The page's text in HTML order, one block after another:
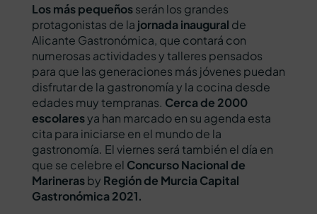
Los más pequeñosserán los grandes
protagonistas de la jornada inaugural de
Alicante Gastronómica, que contará con
numerosas actividades y talleres pensados
para que las generaciones más jóvenes puedan
disfrutar de la gastronomía y la cocina desde
edades muy tempranas. Cerca de 2000
escolaresya han marcado en su agenda esta
cita para iniciarse en el mundo de la
gastronomía. El viernes será también el día en
que se celebre el Concurso Nacional de
Marinerasby Región de Murcia Capital
Gastronómica 2021.